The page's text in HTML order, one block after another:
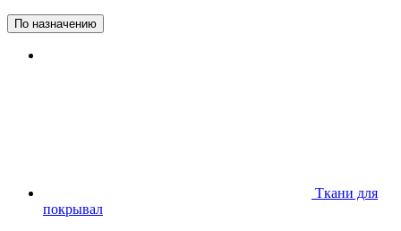
По назначению
Ткани для
покрывал